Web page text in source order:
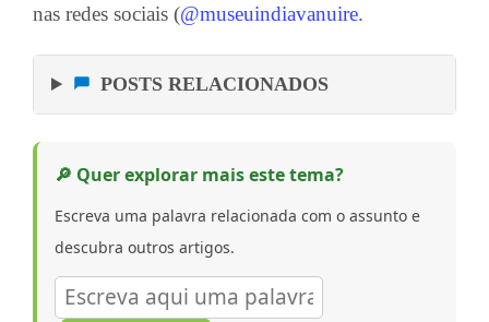
nas redes sociais (@museuindiavanuire.
POSTS RELACIONADOS
🔎 Quer explorar mais este tema?
Escreva uma palavra relacionada com o assunto e
descubra outros artigos.